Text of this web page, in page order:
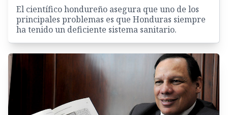
El científico hondureño asegura que uno de los
principales problemas es que Honduras siempre
ha tenido un deficiente sistema sanitario.